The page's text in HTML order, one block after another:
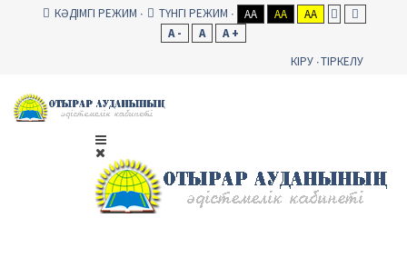
КӘДІМГІ РЕЖИМ ТҮНГІ РЕЖИМ AA AA
AA
A -
A
A +
КІРУ ТІРКЕЛУ